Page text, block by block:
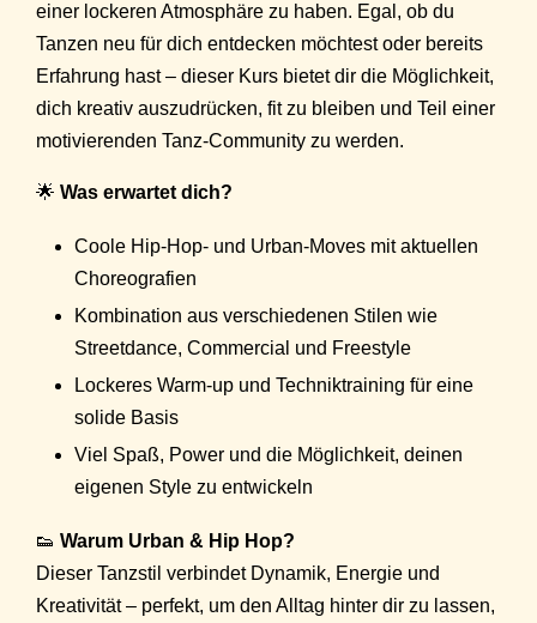
einer lockeren Atmosphäre zu haben. Egal, ob du
Tanzen neu für dich entdecken möchtest oder bereits
Erfahrung hast – dieser Kurs bietet dir die Möglichkeit,
dich kreativ auszudrücken, fit zu bleiben und Teil einer
motivierenden Tanz-Community zu werden.
🌟 Was erwartet dich?
Coole Hip-Hop- und Urban-Moves mit aktuellen
Choreografien
Kombination aus verschiedenen Stilen wie
Streetdance, Commercial und Freestyle
Lockeres Warm-up und Techniktraining für eine
solide Basis
Viel Spaß, Power und die Möglichkeit, deinen
eigenen Style zu entwickeln
👟 Warum Urban & Hip Hop?
Dieser Tanzstil verbindet Dynamik, Energie und
Kreativität – perfekt, um den Alltag hinter dir zu lassen,